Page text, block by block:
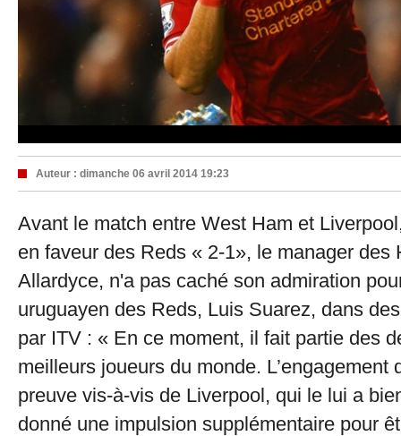
Auteur : dimanche 06 avril 2014 19:23
Avant le match entre West Ham et
en faveur des Reds « 2-1», le manager des
Allardyce, n'a pas caché son admiration
uruguayen des Reds, Luis Suarez, dans
par ITV : « En ce moment, il fait partie des
meilleurs joueurs du monde. L’engagement
preuve vis-à-vis de Liverpool, qui le lui a
donné une impulsion supplémentaire pour